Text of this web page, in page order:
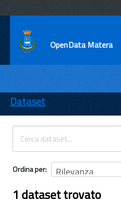
OpenData Matera
ENTI
TEMI
INFORMAZIONI
Dataset
Ordina per
1 dataset trovato